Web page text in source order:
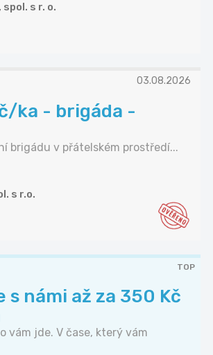
spol. s r. o.
03.08.2026
ka - brigáda -
brigádu v přátelském prostředí...
s r.o.
TOP
s námi až za 350 Kč
vám jde. V čase, který vám